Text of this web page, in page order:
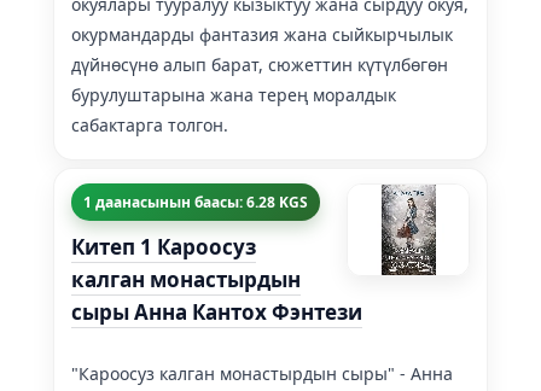
окурмандарды фантазия жана сыйкырчылык
дүйнөсүнө алып барат, сюжеттин күтүлбөгөн
бурулуштарына жана терең моралдык
сабактарга толгон.
1 даанасынын баасы: 6.28 KGS
Китеп 1 Кароосуз
калган монастырдын
сыры Анна Кантох Фэнтези
"Кароосуз калган монастырдын сыры" - Анна